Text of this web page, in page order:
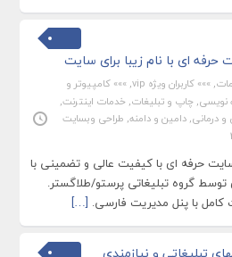
حرفه ای با نام زیبا برای سایت
, »»» کاربران ویژه vip , »»» کامپیوتر و
نویسی, چاپ و تبلیغات, خدمات اینترنت,
درمانی, دامین و دامنه, طراحی وبسایت
حرفه ای با کیفیت عالی و تضمینی با
گروه تبلیغاتی پرستو/طلاگستر.
با پنل مدیریت فارسی. […]